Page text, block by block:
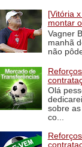
[Vitória
montar
Vagner
manhã
não
Olá
sobre
co...